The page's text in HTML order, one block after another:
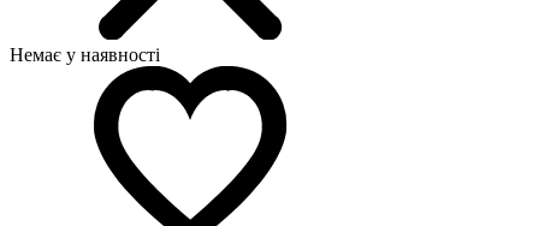
Немає у наявності